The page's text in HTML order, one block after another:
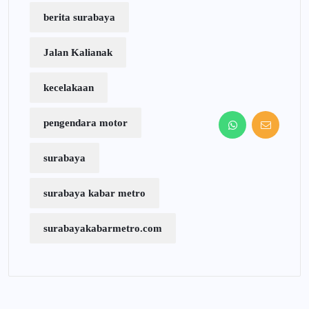
berita surabaya
Jalan Kalianak
kecelakaan
pengendara motor
surabaya
surabaya kabar metro
surabayakabarmetro.com